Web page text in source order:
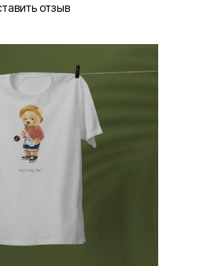
отзыв